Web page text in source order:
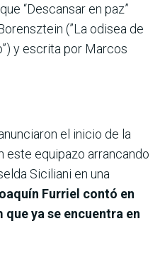
“Descansar en paz”
(”La odisea de
y escrita por Marcos
el inicio de la
este equipazo arrancando
Siciliani en una
Furriel contó en
ya se encuentra en